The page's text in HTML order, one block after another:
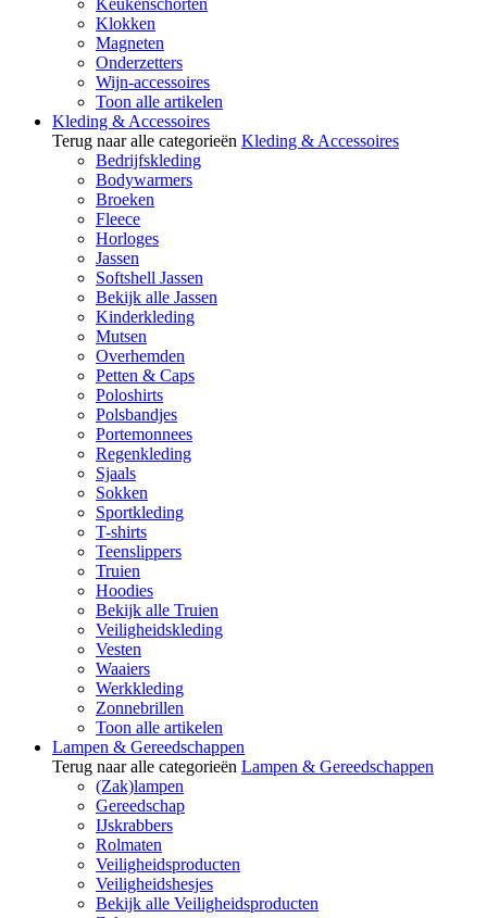
Keukenschorten
Klokken
Magneten
Onderzetters
Wijn-accessoires
Toon alle artikelen
Kleding & Accessoires
Terug naar alle categorieën Kleding & Accessoires
Bedrijfskleding
Bodywarmers
Broeken
Fleece
Horloges
Jassen
Softshell Jassen
Bekijk alle Jassen
Kinderkleding
Mutsen
Overhemden
Petten & Caps
Poloshirts
Polsbandjes
Portemonnees
Regenkleding
Sjaals
Sokken
Sportkleding
T-shirts
Teenslippers
Truien
Hoodies
Bekijk alle Truien
Veiligheidskleding
Vesten
Waaiers
Werkkleding
Zonnebrillen
Toon alle artikelen
Lampen & Gereedschappen
Terug naar alle categorieën Lampen & Gereedschappen
(Zak)lampen
Gereedschap
IJskrabbers
Rolmaten
Veiligheidsproducten
Veiligheidshesjes
Bekijk alle Veiligheidsproducten